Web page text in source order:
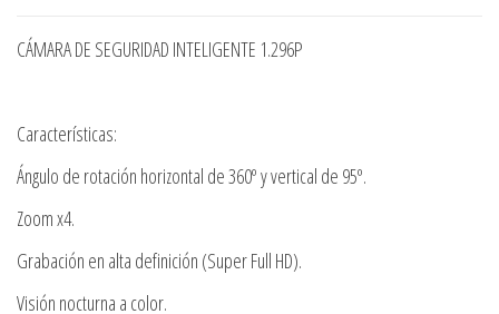
CÁMARA DE SEGURIDAD INTELIGENTE 1.296P
Características:
Ángulo de rotación horizontal de 360º y vertical de 95º.
Zoom x4.
Grabación en alta definición (Super Full HD).
Visión nocturna a color.